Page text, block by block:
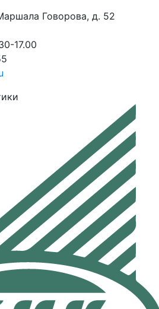
Говорова, д. 52
17.00